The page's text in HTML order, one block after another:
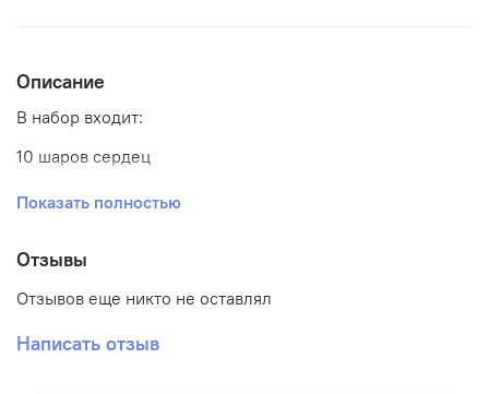
Описание
В набор входит:
10 шаров сердец
1 шар большое сердце
Показать полностью
Отзывы
Отзывов еще никто не оставлял
Написать отзыв